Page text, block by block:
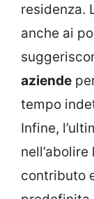
residenza.
anche ai
aziende
tempo
Infine,
contributo